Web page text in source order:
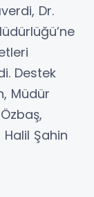
Dr.
Destek
Müdür
Şahin